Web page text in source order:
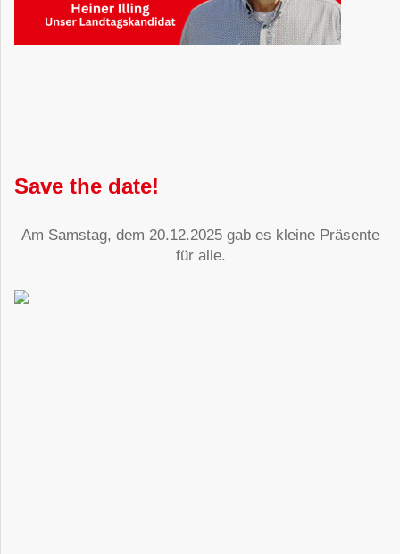
Save the date!
Am Samstag, dem 20.12.2025 gab es kleine Präsente
für alle.